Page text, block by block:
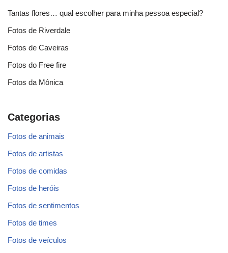
Tantas flores… qual escolher para minha pessoa especial?
Fotos de Riverdale
Fotos de Caveiras
Fotos do Free fire
Fotos da Mônica
Categorias
Fotos de animais
Fotos de artistas
Fotos de comidas
Fotos de heróis
Fotos de sentimentos
Fotos de times
Fotos de veículos